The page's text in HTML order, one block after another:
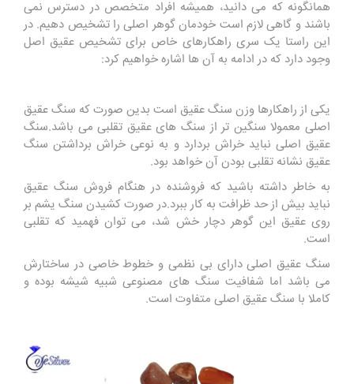
همانگونه که می دانید، همیشه افراد متخصص در دسترس نمی
باشند و گاهی لازم است خودمان گوهر اصلی را تشخیص دهیم. در
این راستا یک سری راهکارهای خاص برای تشخیص عقیق اصل
وجود دارد که در ادامه به آن ها اشاره خواهیم کرد:
یکی از راهکارها وزن سنگ عقیق است بدین صورت که سنگ عقیق
اصلی معمولا سنگین تر از سنگ های عقیق تقلبی می باشد.سنگ
عقیق اصلی نباید خراش بردارد و به نوعی خراش برداشتن سنگ
عقیق نشانه تقلبی بودن آن خواهد بود.
به خاطر داشته باشید که فروشنده در هنگام فروش سنگ عقیق
نباید بیش از حد ظرافت به کار ببرد.در صورت کشیدن سنگ یشم بر
روی عقیق این گوهر دچار خش شد، می توان فهمید که تقلبی
است.
سنگ عقیق اصلی دارای بی نظمی و خطوط خاصی در ساختارش
می باشد اما شفافیت سنگ های مصنوعی شبیه شیشه بوده و
کاملا با سنگ عقیق اصلی متفاوت است.